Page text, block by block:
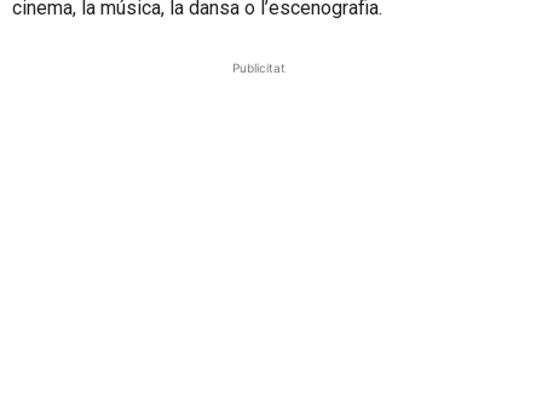
cinema, la música, la dansa o l’escenografia.
Publicitat